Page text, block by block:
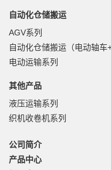
自动化仓储搬运
AGV系列
自动化仓储搬运（电动轴车+
电动运输系列
其他产品
液压运输系列
织机收卷机系列
公司简介
产品中心